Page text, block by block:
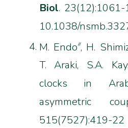
Biol.
10.1038/
M. Endo#, H.
T. Araki, S.A.
clocks in
asymmetric